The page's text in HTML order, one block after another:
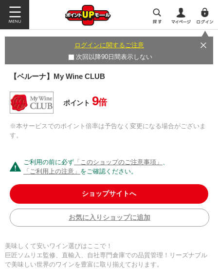
ログインに関するご注意
次回以降90日間表示しない
【ベルーナ】My Wine CLUB
ポイント 9倍
※本サービスでのポイント倍率は予告なく変更になる場合がございま
す。
ご利用の前に必ず 「このショップのご注意事項」 、
「ご利用上の注意」 をご確認ください。
ショップサイトへ
お気に入りショップに追加
美味しくて安いワイン選びはここで！
巨匠ソムリエ監修、直輸入、自社専門倉庫での品質管理！リーズナブル
で美味しい世界のワインを豊富に取り揃えております。